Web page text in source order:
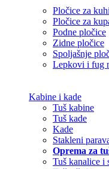
Pločice za
Pločice za
Podne pločice
Zidne pločice
Spoljašnje
Lepkovi i fug
Kabine i kade
Tuš kabine
Tuš kade
Kade
Stakleni
Oprema za
Tuš kanalice i